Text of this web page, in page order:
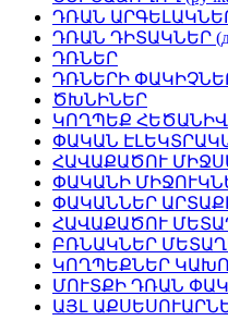
ԴՌԱՆ
ԴՌԱՆ ԴԻՏԱԿՆԵՐ
ԴՌՆԵՐ
ԴՌՆԵՐԻ
ԾԽՆԻՆԵՐ
ԿՈՂՊԵՔ
ՓԱԿԱՆ
ՀԱՎԱՔԱԾՈՒ
ՓԱԿԱՆԻ
ՓԱԿԱՆՆԵՐ
ՀԱՎԱՔԱԾՈՒ
ԲՌՆԱԿՆԵՐ
ԿՈՂՊԵՔՆԵՐ
ՄՈՒՏՔԻ ԴՌԱՆ
ԱՅԼ